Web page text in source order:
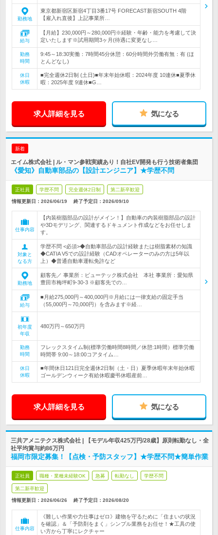
勤務地
東京都新宿区新宿4丁目3番17号 FORECAST新宿SOUTH 4階
【雇入れ直後】上記事業所…
給与
【月給】230,000円～280,000円※経験・年齢・能力を考慮して決
定いたします※試用期間3ヶ月(待遇に変更なし…
勤務
時間
9:45～18:30実働：7時間45分休憩：60分時間外労働有無：有 (ほ
とんどなし)
休日
休暇
■完全週休2日制 (土日)■年末年始休暇：2024年度 10連休■夏季休
暇：2025年度 9連休■G…
求人詳細を見る 気になる
新着
エイム株式会社 | ル・マン参戦実績あり！自社EV開発も行う技術者集団
《愛知》自動車部品の【設計エンジニア】★学歴不問
正社員 学歴不問 完全週休2日制 第二新卒歓迎
情報更新日：2026/06/19 終了予定日： 2026/09/10
仕事内容
【内装樹脂部品の設計がメイン！】自動車の内装樹脂部品の設計
や3Dモデリング、関連するドキュメント作成などをお任せしま
す。
対象と
なる方
学歴不問 <必須>◆自動車部品の設計経験または樹脂素材の知識
◆CATIA V5での設計経験（CADオペレーターのみの方は5年以
上）◆普通自動車運転免許など
勤務地
顧客先／ 事業所：ビューテック株式会社 本社 事業所：愛知県
豊田市梅坪町9-30-3 ※顧客先での…
給与
■月給275,000円～400,000円※月給には一律支給の固定手当
（55,000円～70,000円）を含みます※経…
初年度
年収
480万円～650万円
勤務
時間
フレックスタイム制(標準労働時間8時間／休憩:1時間）標準労働
時間帯 9:00～18:00コアタイム…
休日
休暇
■年間休日121日完全週休2日制（土・日）夏季休暇年末年始休暇
ゴールデンウィーク有給休暇慶弔休暇産前…
求人詳細を見る 気になる
三共アメニテクス株式会社 | 【モデル年収425万円/28歳】原則転勤なし・全
社平均賞与約86万円
福岡市限定募集！【点検・予防スタッフ】★学歴不問★簡単作業
正社員 職種・業種未経験OK 急募 転勤なし 学歴不問
第二新卒歓迎
情報更新日：2026/06/26 終了予定日： 2026/08/20
仕事内容
《難しい作業や力仕事はゼロ》建物を守るために「住まいの状況
を確認」＆「予防剤をまく」シンプル業務をお任せ！★工具の使
い方から丁寧にレクチャー